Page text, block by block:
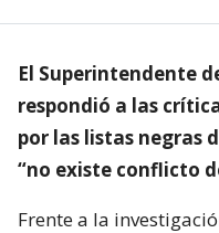
El Superintendente
respondió a las
por las listas negras
“no existe conflicto
Frente a la